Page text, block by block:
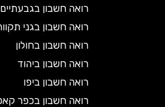
רואה חשבון בגבעתיים
רואה חשבון בגני תקווה
רואה חשבון בחולון
רואה חשבון ביהוד
רואה חשבון ביפו
רואה חשבון בכפר קאסם